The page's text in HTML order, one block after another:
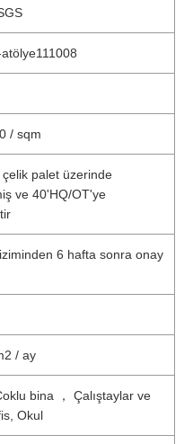
/ sqm
palet üzerinde
ve 40'HQ/OT'ye
6 hafta sonra onay
/ ay
bina ， Çalıştaylar ve
Okul